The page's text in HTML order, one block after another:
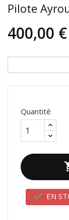
Pilote
400,00 €
Quantité
 EN